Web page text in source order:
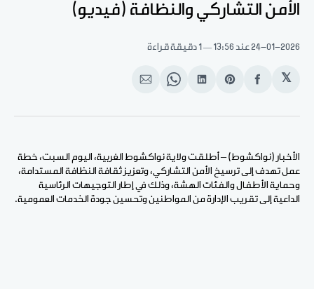
الأمن التشاركي والنظافة (فيديو)
24-01-2026عند 13:56 1 دقيقة قراءة
𝕏
انشر
الفيسبوك
Share
Pinterest
انشر
لينكد
Share
WhatsApp
انشر
الإيميل
الأخبار (نواكشوط) – أطلقت ولاية نواكشوط الغربية، اليوم السبت، خطة
عمل تهدف إلى ترسيخ الأمن التشاركي، وتعزيز ثقافة النظافة المستدامة،
وحماية الأطفال والفئات الهشة، وذلك في إطار التوجيهات الرئاسية
الداعية إلى تقريب الإدارة من المواطنين وتحسين جودة الخدمات العمومية.